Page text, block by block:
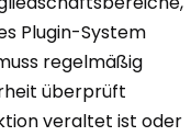
Plugin-System
regelmäßig
überprüft
veraltet ist oder